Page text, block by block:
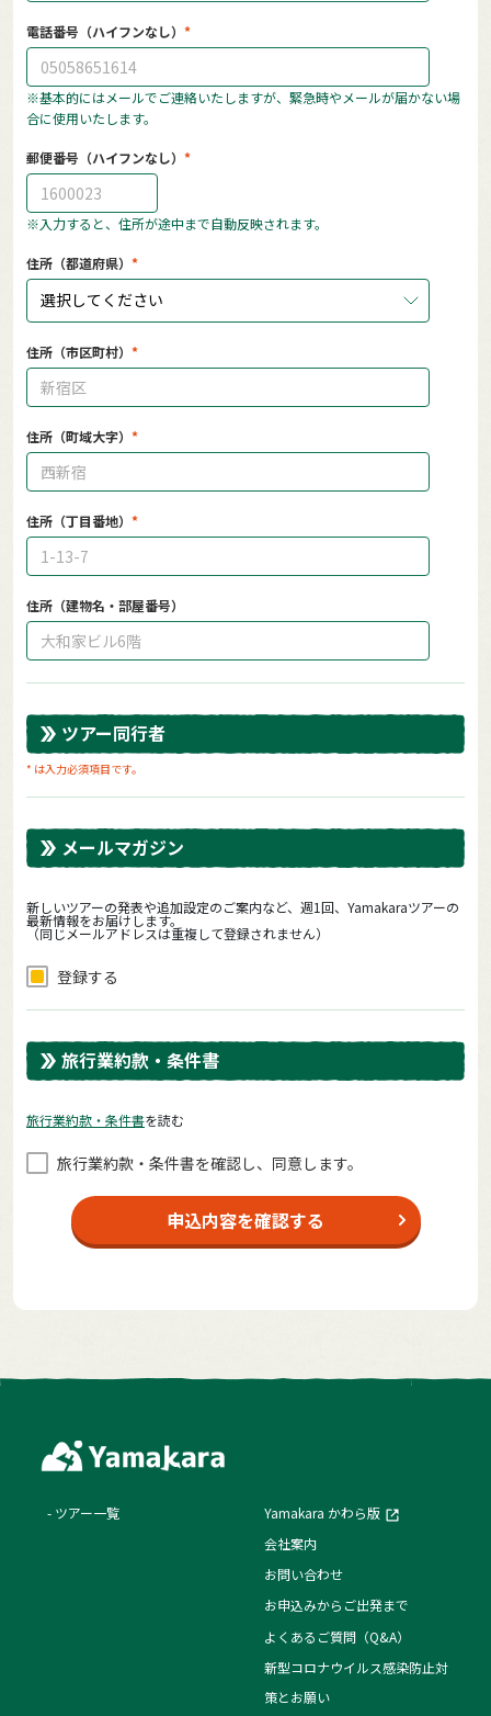
電話番号（ハイフンなし）
※基本的にはメールでご連絡いたしますが、緊急時やメールが届かない場
合に使用いたします。
郵便番号（ハイフンなし）
※入力すると、住所が途中まで自動反映されます。
住所（都道府県）
選択してください
住所（市区町村）
住所（町域大字）
住所（丁目番地）
住所（建物名・部屋番号）
ツアー同行者
* は入力必須項目です。
メールマガジン
新しいツアーの発表や追加設定のご案内など、週1回、Yamakaraツアーの
最新情報をお届けします。
（同じメールアドレスは重複して登録されません）
登録する
旅行業約款・条件書
旅⾏業約款・条件書を読む
旅⾏業約款・条件書を確認し、同意します。
申込内容を確認する
ツアー一覧
Yamakara かわら版
会社案内
お問い合わせ
お申込みからご出発まで
よくあるご質問（Q&A）
新型コロナウイルス感染防止対
策とお願い